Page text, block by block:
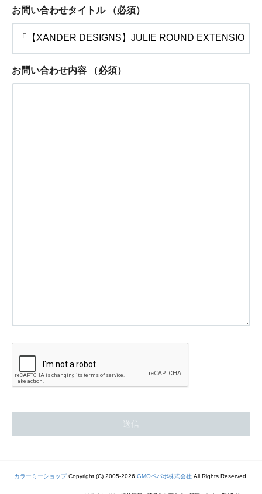
お問い合わせタイトル （必須）
お問い合わせ内容 （必須）
カラーミーショップCopyright (C) 2005-2026 GMOペパボ株式会社 All Rights Reserved.